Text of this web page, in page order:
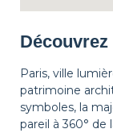
Paris, ville
patrimoine
symboles, la
pareil à 360° de